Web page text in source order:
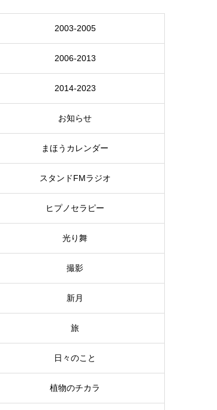
2003-2005
2006-2013
2014-2023
お知らせ
まほうカレンダー
スタンドFMラジオ
ヒプノセラピー
光り舞
撮影
新月
旅
日々のこと
植物のチカラ